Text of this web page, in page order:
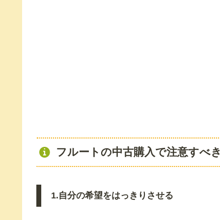
フルートの中古購入で注意すべ
1.自分の希望をはっきりさせる